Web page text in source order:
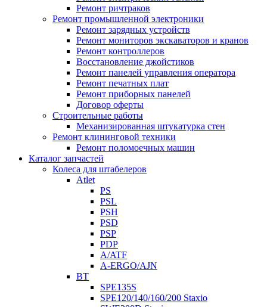
Ремонт ричтраков
Ремонт промышленной электроники
Ремонт зарядных устройств
Ремонт мониторов экскаваторов и кранов
Ремонт контроллеров
Восстановление джойстиков
Ремонт панелей управления оператора
Ремонт печатных плат
Ремонт приборных панелей
Договор оферты
Строительные работы
Механизированная штукатурка стен
Ремонт клининговой техники
Ремонт поломоечных машин
Каталог запчастей
Колеса для штабелеров
Atlet
PS
PSL
PSH
PSD
PSP
PDP
A/ATF
A-ERGO/AJN
BT
SPE135S
SPE120/140/160/200 Staxio